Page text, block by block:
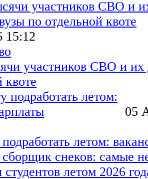
15:12
участников СВО и их
квоте
05
летом: